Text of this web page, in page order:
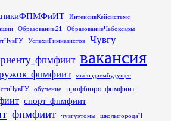
ИнтенсивКейсистемс
Образование21
ОбразованиеЧебоксары
УспехиГимназистов Чувгу
вакансия
мысоздаембудущее
обучение профбюро_фпмфиит
спорт_фпмфиит
фпмфиит чувгуэтомы школыгородаЧ